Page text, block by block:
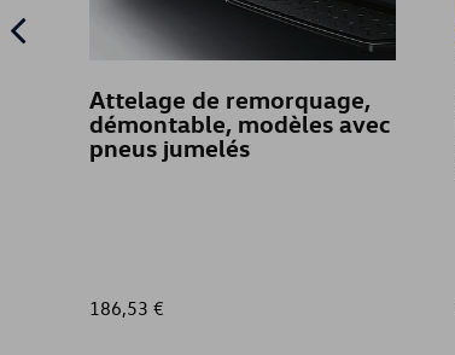
Attelage de remorquage,
démontable, modèles avec
pneus jumelés
186,53 €